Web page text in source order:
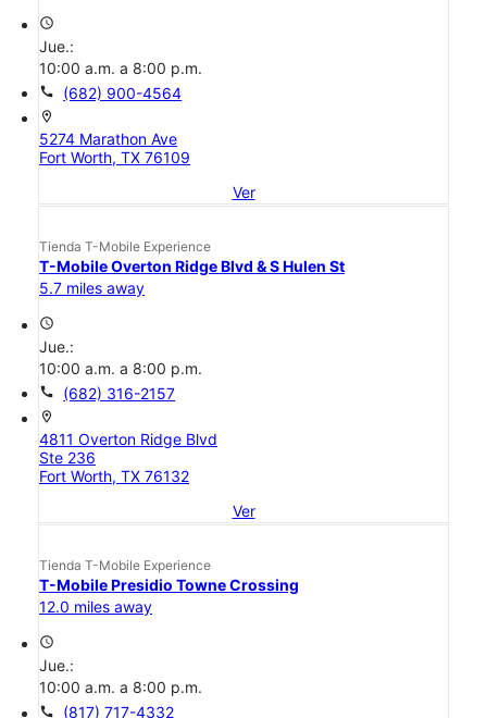
access_time
Jue.:
10:00 a.m. a 8:00 p.m.
call (682) 900-4564
location_on
5274 Marathon Ave
Fort Worth, TX 76109
Ver
Tienda T-Mobile Experience
T-Mobile Overton Ridge Blvd & S Hulen St
5.7 miles away
access_time
Jue.:
10:00 a.m. a 8:00 p.m.
call (682) 316-2157
location_on
4811 Overton Ridge Blvd
Ste 236
Fort Worth, TX 76132
Ver
Tienda T-Mobile Experience
T-Mobile Presidio Towne Crossing
12.0 miles away
access_time
Jue.:
10:00 a.m. a 8:00 p.m.
call (817) 717-4332